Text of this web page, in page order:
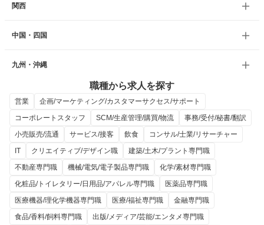
関西
中国・四国
九州・沖縄
職種から求人を探す
営業
企画/マーケティング/カスタマーサクセス/サポート
コーポレートスタッフ
SCM/生産管理/購買/物流
事務/受付/秘書/翻訳
小売販売/流通
サービス/接客 飲食
コンサル/士業/リサーチャー
IT
クリエイティブ/デザイン職
建築/土木/プラント専門職
不動産専門職
機械/電気/電子製品専門職
化学/素材専門職
化粧品/トイレタリー/日用品/アパレル専門職
医薬品専門職
医療機器/理化学機器専門職
医療/福祉専門職
金融専門職
食品/香料/飼料専門職
出版/メディア/芸能/エンタメ専門職